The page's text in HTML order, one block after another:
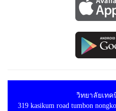
วิทยาลัยเทค
319 kasikum road tumbon